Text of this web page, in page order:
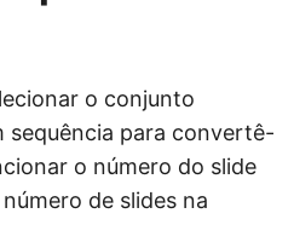
o conjunto
sequência para convertê-
o número do slide
de slides na